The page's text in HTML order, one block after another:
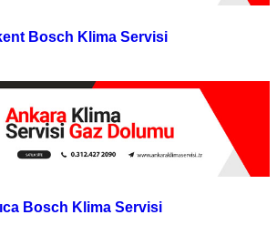
Bosch Klima Servisi
Bosch Klima Servisi